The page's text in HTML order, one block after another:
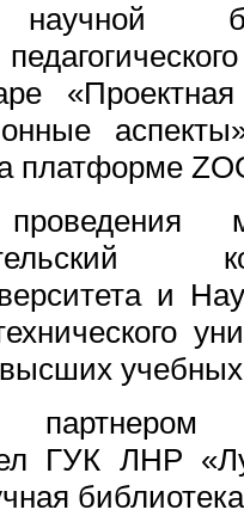
научной
«Проектная
платформе
проведения
и
партнером
ГУК ЛНР